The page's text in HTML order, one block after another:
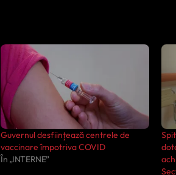
Guvernul desființează centrele de
vaccinare împotriva COVID
În „INTERNE”